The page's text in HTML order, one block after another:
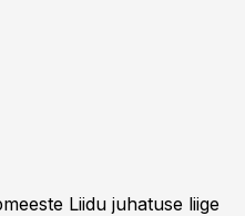
Liidu juhatuse liige